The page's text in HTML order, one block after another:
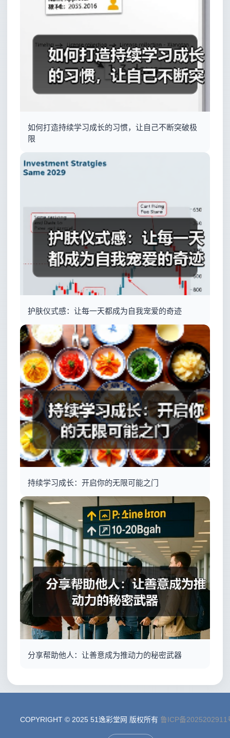
如何打造持续学习成长的习惯，让自己不断突破极
限
护肤仪式感：让每一天都成为自我宠爱的奇迹
持续学习成长：开启你的无限可能之门
分享帮助他人：让善意成为推动力的秘密武器
COPYRIGHT © 2025 51逸彩堂网 版权所有 鲁ICP备2025202911